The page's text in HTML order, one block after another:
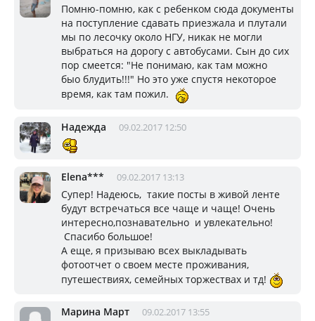
Помню-помню, как с ребенком сюда документы
на поступление сдавать приезжала и плутали
мы по лесочку около НГУ, никак не могли
выбраться на дорогу с автобусами. Сын до сих
пор смеется: "Не понимаю, как там можно
быо блудить!!!" Но это уже спустя некоторое
время, как там пожил.
Надежда 09.02.2017 12:50
Elena*** 09.02.2017 13:13
Супер! Надеюсь, такие посты в живой ленте
будут встречаться все чаще и чаще! Очень
интересно,познавательно и увлекательно!
Спасибо большое!
А еще, я призываю всех выкладывать
фотоотчет о своем месте проживания,
путешествиях, семейных торжествах и тд!
Марина Март 09.02.2017 13:55